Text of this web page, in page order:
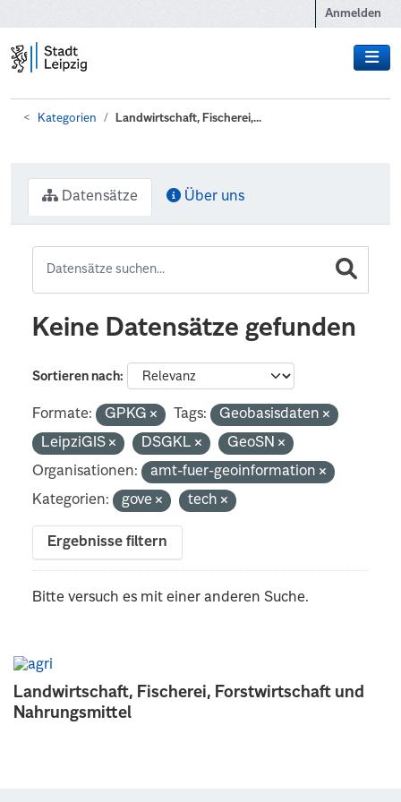
Anmelden
Kategorien Landwirtschaft, Fischerei,...
Landwirtschaft, Fischerei, Forstwirtschaft und
Nahrungsmittel
Datensätze Über uns
Keine Datensätze gefunden
Sortieren nach
Formate: GPKG Tags:
Geobasisdaten
LeipziGIS
DSGKL
GeoSN
Organisationen:
amt-fuer-geoinformation
Kategorien:
gove tech
Ergebnisse filtern
Bitte versuch es mit einer anderen Suche.